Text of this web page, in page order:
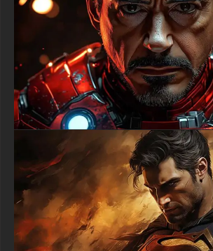
de fonds d'écran Spider-Man HD.
Que vous soyez un passionné de longue
un collectionneur d'art de super-héros de
vous appréciez simplement les illustrations
photographie en noir et blanc magistrales,
Spider-Man offre des visuels de qualité
technologie personnelle. La combinaison
dramatiques, de textures photoréalistes et
ultra-haute crée une expérience visuelle
transcende les fonds d'écran de super-héros
élément, des gouttes d'eau au motif
costume, a été rendu avec une attention
exceptionnelle aux détails.
Téléchargez ce fond d'écran épique Spider-
aujourd'hui et installez votre sympathique
quartier sur votre ordinateur de bureau,
iPhone, appareil Android ou tablette.
résolutions, y compris Full HD, 2K, 4K, et
pour tous les principaux appareils.
textures-3d-gratuiteshd.com